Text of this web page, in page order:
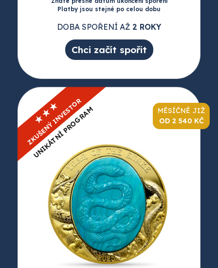
Platby jsou stejné po celou dobu
DOBA SPOŘENÍ AŽ 2 ROKY
Chci začít spořit
MĚSÍČNĚ JIŽ
OD 2 540 KČ
★★★
ZKUŠENÝ INVESTOR
UNIKÁTNÍ PROGRAM